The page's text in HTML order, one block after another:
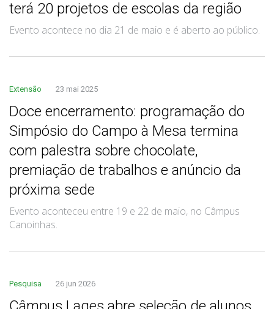
terá 20 projetos de escolas da região
Evento acontece no dia 21 de maio e é aberto ao público.
Extensão 23 mai 2025
Doce encerramento: programação do
Simpósio do Campo à Mesa termina
com palestra sobre chocolate,
premiação de trabalhos e anúncio da
próxima sede
Evento aconteceu entre 19 e 22 de maio, no Câmpus
Canoinhas.
Pesquisa 26 jun 2026